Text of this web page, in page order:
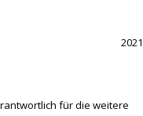
2021
für die weitere